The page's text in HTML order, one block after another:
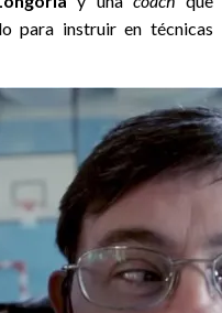
para instruir en técnicas